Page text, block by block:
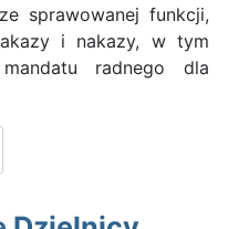
sprawowanej funkcji,
i nakazy, w tym
radnego dla